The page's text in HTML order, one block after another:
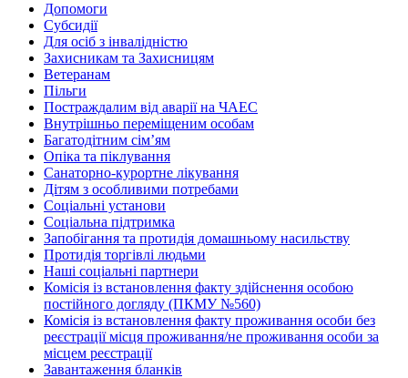
Допомоги
Субсидії
Для осіб з інвалідністю
Захисникам та Захисницям
Ветеранам
Пільги
Постраждалим від аварії на ЧАЕС
Внутрішньо переміщеним особам
Багатодітним сім’ям
Опіка та піклування
Санаторно-курортне лікування
Дітям з особливими потребами
Соціальні установи
Соціальна підтримка
Запобігання та протидія домашньому насильству
Протидія торгівлі людьми
Наші соціальні партнери
Комісія із встановлення факту здійснення особою
постійного догляду (ПКМУ №560)
Комісія із встановлення факту проживання особи без
реєстрації місця проживання/не проживання особи за
місцем реєстрації
Завантаження бланків